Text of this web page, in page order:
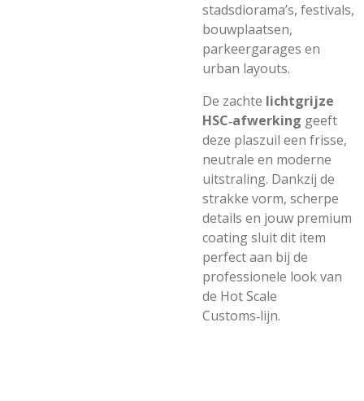
stadsdiorama’s, festivals,
bouwplaatsen,
parkeergarages en
urban layouts.
De zachte lichtgrijze
HSC‑afwerking geeft
deze plaszuil een frisse,
neutrale en moderne
uitstraling. Dankzij de
strakke vorm, scherpe
details en jouw premium
coating sluit dit item
perfect aan bij de
professionele look van
de Hot Scale
Customs‑lijn.